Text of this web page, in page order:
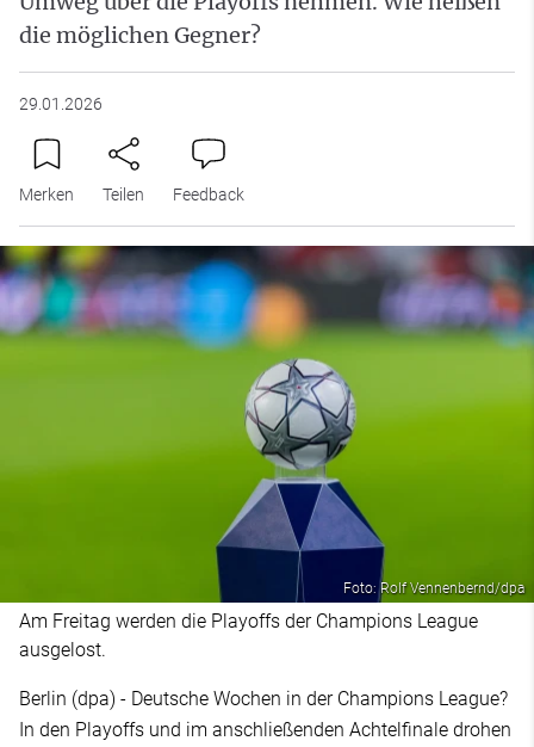
die möglichen Gegner?
29.01.2026
Merken Teilen Feedback
Foto: Rolf Vennenbernd/dpa
Am Freitag werden die Playoffs der Champions League
ausgelost.
Berlin (dpa) - Deutsche Wochen in der Champions League?
In den Playoffs und im anschließenden Achtelfinale drohen